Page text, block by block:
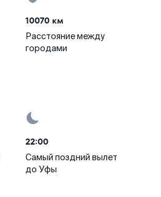
10070 км
Расстояние между
городами
22:00
Самый поздний вылет
до Уфы